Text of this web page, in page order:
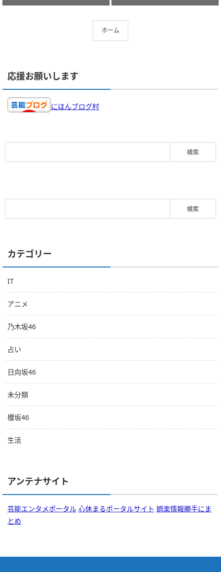
ホーム
応援お願いします
にほんブログ村
カテゴリー
IT
アニメ
乃木坂46
占い
日向坂46
未分類
櫻坂46
生活
アンテナサイト
芸能エンタメポータル 心休まるポータルサイト 娯楽情報勝手にま
とめ